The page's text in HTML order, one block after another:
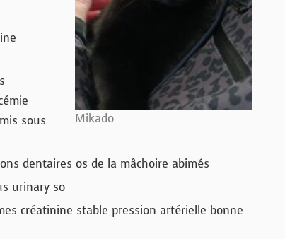
Mikado
sous
dentaires os de la mâchoire abimés
urinary so
créatinine stable pression artérielle bonne